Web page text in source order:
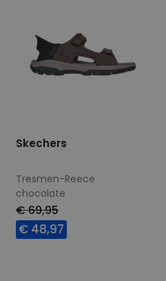
Skechers
Tresmen-Reece
chocolate
€ 69,95
€ 48,97